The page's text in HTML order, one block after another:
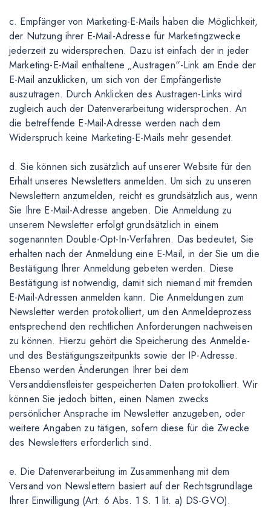
c. Empfänger von Marketing-E-Mails haben die Möglichkeit,
der Nutzung ihrer E-Mail-Adresse für Marketingzwecke
jederzeit zu widersprechen. Dazu ist einfach der in jeder
Marketing-E-Mail enthaltene „Austragen“-Link am Ende der
E-Mail anzuklicken, um sich von der Empfängerliste
auszutragen. Durch Anklicken des Austragen-Links wird
zugleich auch der Datenverarbeitung widersprochen. An
die betreffende E-Mail-Adresse werden nach dem
Widerspruch keine Marketing-E-Mails mehr gesendet.
d. Sie können sich zusätzlich auf unserer Website für den
Erhalt unseres Newsletters anmelden. Um sich zu unseren
Newslettern anzumelden, reicht es grundsätzlich aus, wenn
Sie Ihre E-Mail-Adresse angeben. Die Anmeldung zu
unserem Newsletter erfolgt grundsätzlich in einem
sogenannten Double-Opt-In-Verfahren. Das bedeutet, Sie
erhalten nach der Anmeldung eine E-Mail, in der Sie um die
Bestätigung Ihrer Anmeldung gebeten werden. Diese
Bestätigung ist notwendig, damit sich niemand mit fremden
E-Mail-Adressen anmelden kann. Die Anmeldungen zum
Newsletter werden protokolliert, um den Anmeldeprozess
entsprechend den rechtlichen Anforderungen nachweisen
zu können. Hierzu gehört die Speicherung des Anmelde-
und des Bestätigungszeitpunkts sowie der IP-Adresse.
Ebenso werden Änderungen Ihrer bei dem
Versanddienstleister gespeicherten Daten protokolliert. Wir
können Sie jedoch bitten, einen Namen zwecks
persönlicher Ansprache im Newsletter anzugeben, oder
weitere Angaben zu tätigen, sofern diese für die Zwecke
des Newsletters erforderlich sind.
e. Die Datenverarbeitung im Zusammenhang mit dem
Versand von Newslettern basiert auf der Rechtsgrundlage
Ihrer Einwilligung (Art. 6 Abs. 1 S. 1 lit. a) DS-GVO).